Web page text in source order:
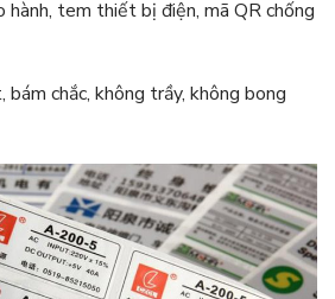
hành, tem thiết bị điện, mã QR chống
bám chắc, không trầy, không bong